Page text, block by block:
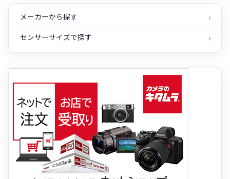
メーカーから探す
センサーサイズで探す